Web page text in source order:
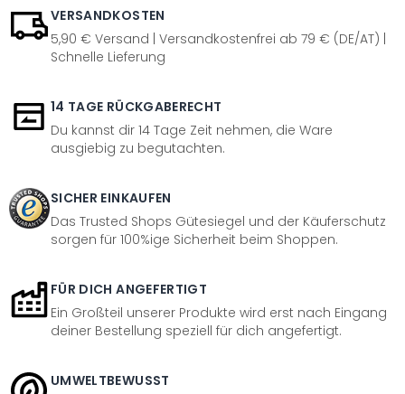
VERSANDKOSTEN
5,90 € Versand | Versandkostenfrei ab 79 € (DE/AT) |
Schnelle Lieferung
14 TAGE RÜCKGABERECHT
Du kannst dir 14 Tage Zeit nehmen, die Ware
ausgiebig zu begutachten.
SICHER EINKAUFEN
Das Trusted Shops Gütesiegel und der Käuferschutz
sorgen für 100%ige Sicherheit beim Shoppen.
FÜR DICH ANGEFERTIGT
Ein Großteil unserer Produkte wird erst nach Eingang
deiner Bestellung speziell für dich angefertigt.
UMWELTBEWUSST